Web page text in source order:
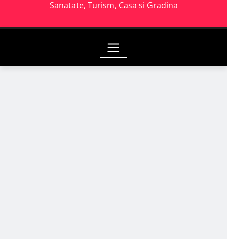
Sanatate, Turism, Casa si Gradina